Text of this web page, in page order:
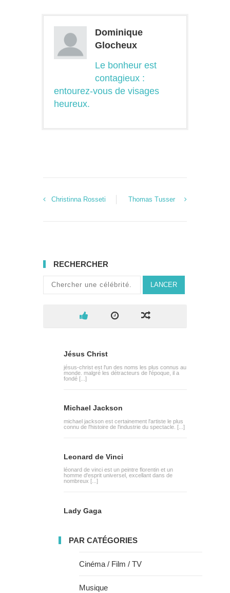
Dominique
Glocheux
Le bonheur est
contagieux :
entourez-vous de visages
heureux.
Christinna Rosseti Thomas Tusser
RECHERCHER
LANCER
Jésus Christ
jésus-christ est l'un des noms les plus connus au
monde. malgré les détracteurs de l'époque, il a
fondé [...]
Michael Jackson
michael jackson est certainement l'artiste le plus
connu de l'histoire de l'industrie du spectacle. [...]
Leonard de Vinci
léonard de vinci est un peintre florentin et un
homme d'esprit universel, excellant dans de
nombreux [...]
Lady Gaga
PAR CATÉGORIES
Cinéma / Film / TV
Musique